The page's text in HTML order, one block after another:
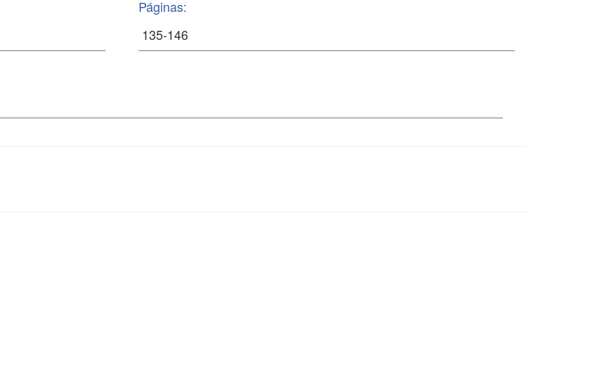
Páginas: